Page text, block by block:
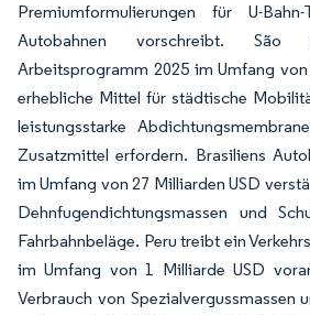
Premiumformulierungen für U-
Autobahnen vorschreibt. São
Arbeitsprogramm 2025 im Umfang
erhebliche Mittel für städtische
leistungsstarke
Zusatzmittel erfordern. Brasiliens
im Umfang von 27 Milliarden USD
Dehnfugendichtungsmassen und
Fahrbahnbeläge. Peru treibt ein
im Umfang von 1 Milliarde USD
Verbrauch von Spezialvergussmassen